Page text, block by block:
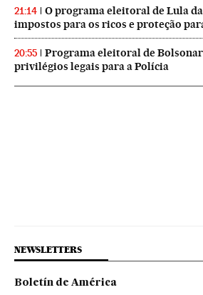
21:14
O programa eleitoral de Lula
impostos para os ricos e proteção
20:55
Programa eleitoral de
privilégios legais para a Polícia
NEWSLETTERS
Boletín de América